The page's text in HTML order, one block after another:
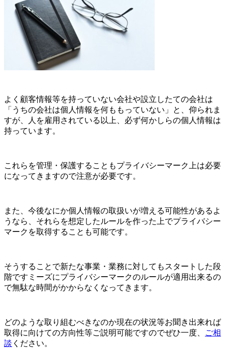
よく顧客情報等を持っていない会社や設立したての会社は
「うちの会社は個人情報を何ももっていない」と、仰られま
すが、人を雇用されている以上、必ず何かしらの個人情報は
持っています。
これらを管理・保護することもプライバシーマーク上は必要
になってきますので注意が必要です。
また、今後なにか個人情報の取扱いが増える可能性があるよ
うなら、それらを想定したルールを作った上でプライバシー
マークを取得することも可能です。
そうすることで新たな事業・業務に対してもスタートした段
階ですミーズにプライバシーマークのルールが適用出来るの
で無駄な時間がかからなくなってきます。
どのような取り組むべきなのか現在の状況等お聞き出来れば
取得に向けての方向性等ご説明可能ですのでぜひ一度、
ご相
談 ください。